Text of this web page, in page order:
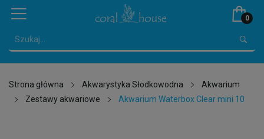
0
Strona główna Akwarystyka Słodkowodna
Akwarium
Zestawy akwariowe
Akwarium Waterbox Clear mini 10